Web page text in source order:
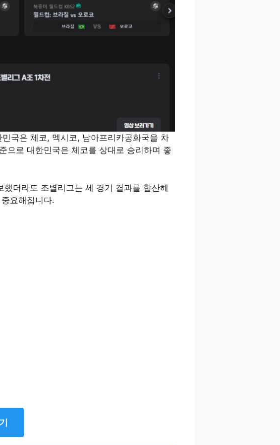
국은 체코, 멕시코, 남아프리카공화국을 차
으로 대한민국은 체코를 상대로 승리하며 좋
더라도 조별리그는 세 경기 결과를 합산해
요해집니다.